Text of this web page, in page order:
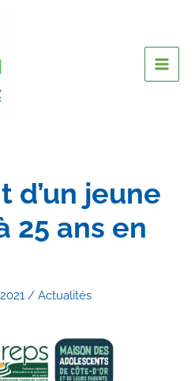
d’un jeune
25 ans en
/ Actualités